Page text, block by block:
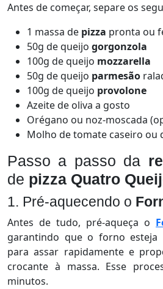
Antes de começar, separe os
1 massa de pizza pronta ou
50g de queijo gorgonzola
100g de queijo mozzarella
50g de queijo parmesão
100g de queijo provolone
Azeite de oliva a gosto
Orégano ou noz-moscada
Molho de tomate caseiro ou
Passo a passo da
de pizza Quatro
1. Pré-aquecendo o
Antes de tudo, pré-aqueça o
garantindo que o forno esteja
para assar rapidamente e
crocante à massa. Esse
minutos.